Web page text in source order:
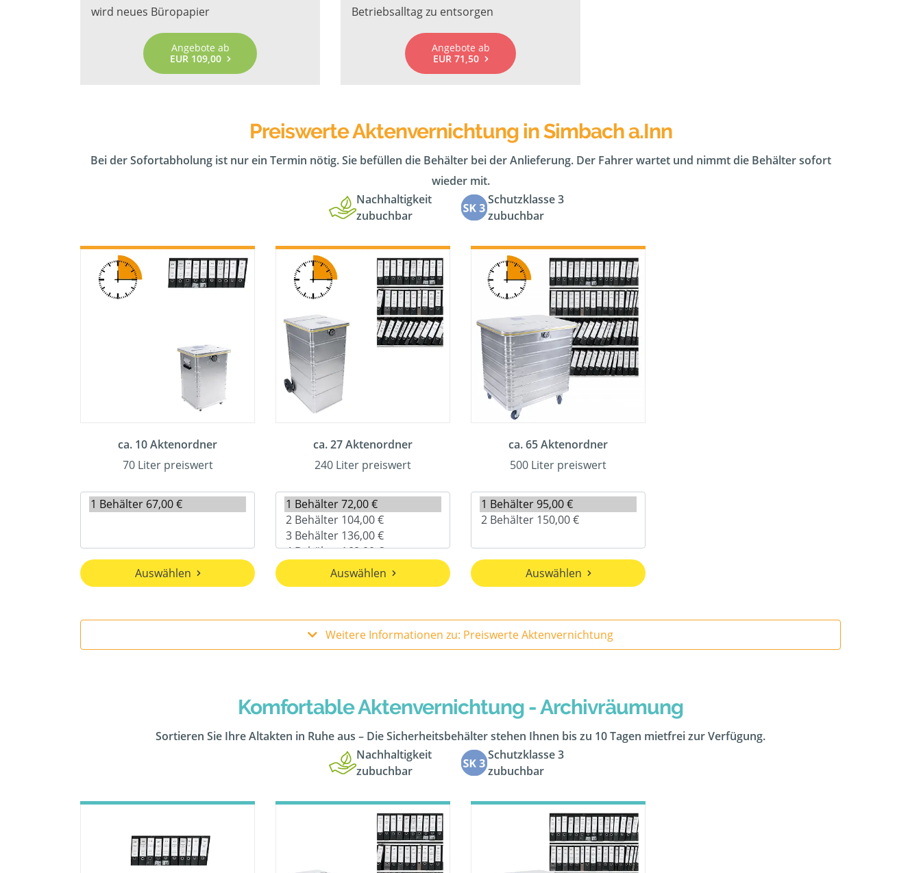
wird neues Büropapier
Angebote ab
EUR 109,00
Betriebsalltag zu entsorgen
Angebote ab
EUR 71,50
Preiswerte Aktenvernichtung in Simbach a.Inn
Bei der Sofortabholung ist nur ein Termin nötig. Sie befüllen die Behälter bei der Anlieferung. Der Fahrer wartet und nimmt die Behälter sofort
wieder mit.
Nachhaltigkeit
zubuchbar
Schutzklasse 3
zubuchbar
ca. 10 Aktenordner
70 Liter preiswert
Auswählen
ca. 27 Aktenordner
240 Liter preiswert
Auswählen
ca. 65 Aktenordner
500 Liter preiswert
Auswählen
Weitere Informationen zu: Preiswerte Aktenvernichtung
Komfortable Aktenvernichtung - Archivräumung
Sortieren Sie Ihre Altakten in Ruhe aus – Die Sicherheitsbehälter stehen Ihnen bis zu 10 Tagen mietfrei zur Verfügung.
Nachhaltigkeit
zubuchbar
Schutzklasse 3
zubuchbar